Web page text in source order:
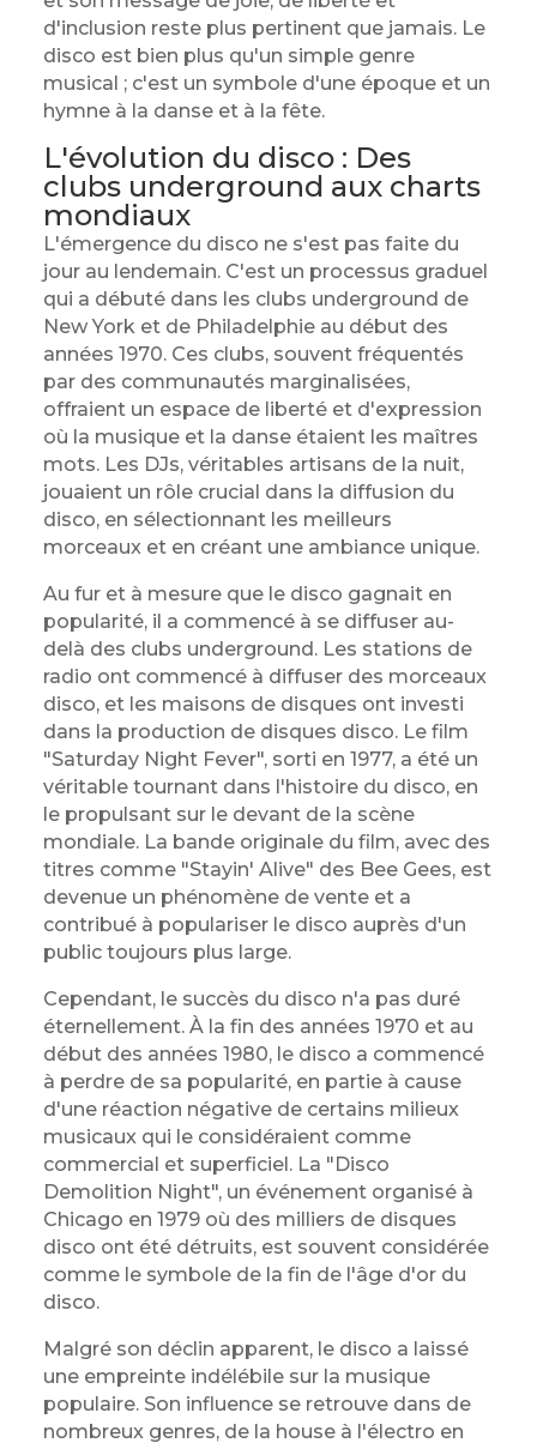
d'inclusion reste plus pertinent que jamais. Le
disco est bien plus qu'un simple genre
musical ; c'est un symbole d'une époque et un
hymne à la danse et à la fête.
L'évolution du disco : Des
clubs underground aux charts
mondiaux
L'émergence du disco ne s'est pas faite du
jour au lendemain. C'est un processus graduel
qui a débuté dans les clubs underground de
New York et de Philadelphie au début des
années 1970. Ces clubs, souvent fréquentés
par des communautés marginalisées,
offraient un espace de liberté et d'expression
où la musique et la danse étaient les maîtres
mots. Les DJs, véritables artisans de la nuit,
jouaient un rôle crucial dans la diffusion du
disco, en sélectionnant les meilleurs
morceaux et en créant une ambiance unique.
Au fur et à mesure que le disco gagnait en
popularité, il a commencé à se diffuser au-
delà des clubs underground. Les stations de
radio ont commencé à diffuser des morceaux
disco, et les maisons de disques ont investi
dans la production de disques disco. Le film
"Saturday Night Fever", sorti en 1977, a été un
véritable tournant dans l'histoire du disco, en
le propulsant sur le devant de la scène
mondiale. La bande originale du film, avec des
titres comme "Stayin' Alive" des Bee Gees, est
devenue un phénomène de vente et a
contribué à populariser le disco auprès d'un
public toujours plus large.
Cependant, le succès du disco n'a pas duré
éternellement. À la fin des années 1970 et au
début des années 1980, le disco a commencé
à perdre de sa popularité, en partie à cause
d'une réaction négative de certains milieux
musicaux qui le considéraient comme
commercial et superficiel. La "Disco
Demolition Night", un événement organisé à
Chicago en 1979 où des milliers de disques
disco ont été détruits, est souvent considérée
comme le symbole de la fin de l'âge d'or du
disco.
Malgré son déclin apparent, le disco a laissé
une empreinte indélébile sur la musique
populaire. Son influence se retrouve dans de
nombreux genres, de la house à l'électro en